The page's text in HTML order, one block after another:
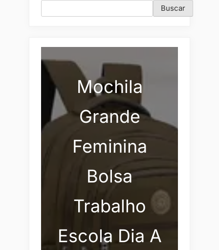
Buscar
Mochila
Grande
Feminina
Bolsa
Trabalho
Escola Dia A